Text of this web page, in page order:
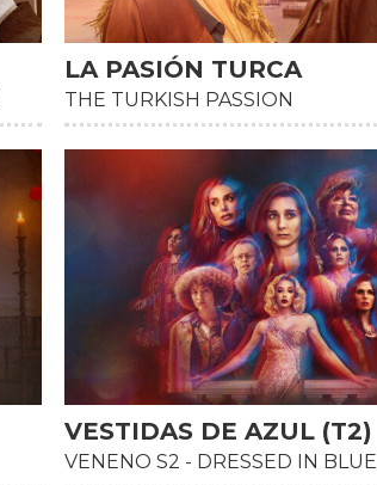
HD
LA PASIÓN TURCA
THE TURKISH PASSION
HD
VESTIDAS DE AZUL (T2)
VENENO S2 - DRESSED IN BLUE